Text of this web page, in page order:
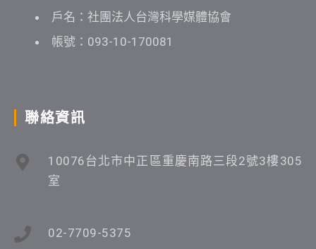
戶名：社團法人台灣科學媒體協會
帳號：093-10-170081
聯絡資訊
10076台北市中正區重慶南路三段2號3樓305
室
02-7709-5375